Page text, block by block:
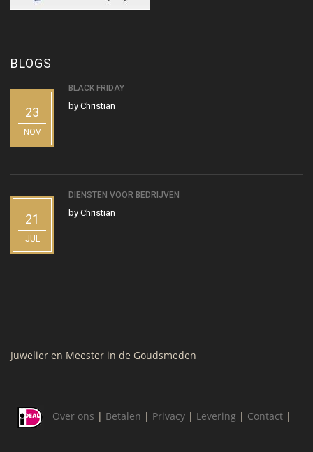
BLOGS
23
NOV
BLACK FRIDAY
by Christian
21
JUL
DIENSTEN VOOR BEDRIJVEN
by Christian
Juwelier en Meester in de Goudsmeden
Over ons | Betalen | Privacy | Levering | Contact |